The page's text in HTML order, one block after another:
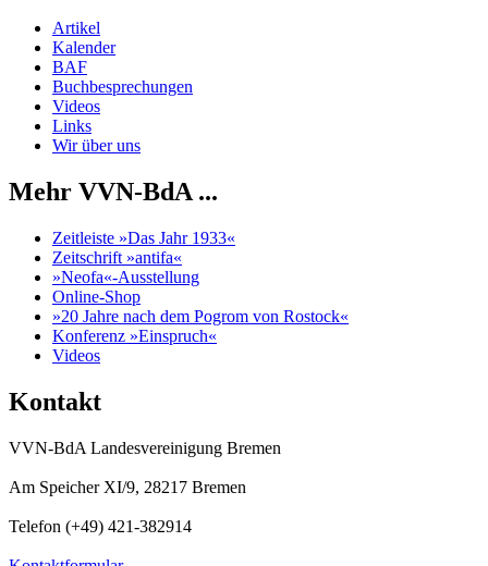
Artikel
Kalender
BAF
Buchbesprechungen
Videos
Links
Wir über uns
Mehr VVN-BdA ...
Zeitleiste »Das Jahr 1933«
Zeitschrift »antifa«
»Neofa«-Ausstellung
Online-Shop
»20 Jahre nach dem Pogrom von Rostock«
Konferenz »Einspruch«
Videos
Kontakt
VVN-BdA Landesvereinigung Bremen
Am Speicher XI/9, 28217 Bremen
Telefon (+49) 421-382914